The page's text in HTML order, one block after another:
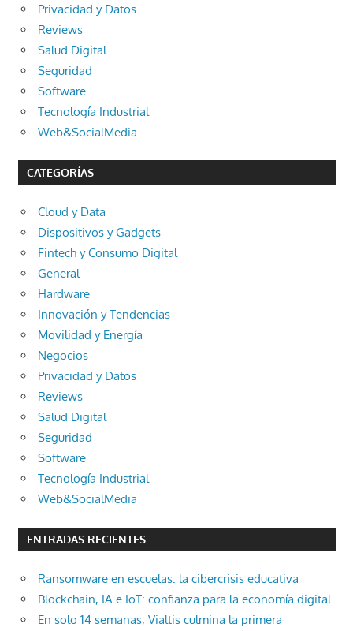
Privacidad y Datos
Reviews
Salud Digital
Seguridad
Software
Tecnología Industrial
Web&SocialMedia
CATEGORÍAS
Cloud y Data
Dispositivos y Gadgets
Fintech y Consumo Digital
General
Hardware
Innovación y Tendencias
Movilidad y Energía
Negocios
Privacidad y Datos
Reviews
Salud Digital
Seguridad
Software
Tecnología Industrial
Web&SocialMedia
ENTRADAS RECIENTES
Ransomware en escuelas: la cibercrisis educativa
Blockchain, IA e IoT: confianza para la economía digital
En solo 14 semanas, Vialtis culmina la primera